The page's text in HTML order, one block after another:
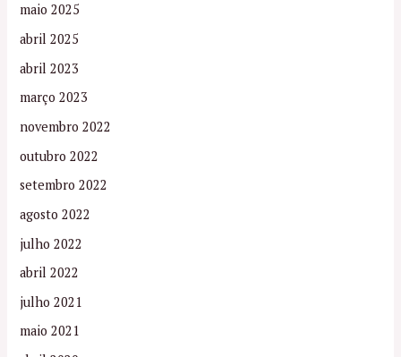
maio 2025
abril 2025
abril 2023
março 2023
novembro 2022
outubro 2022
setembro 2022
agosto 2022
julho 2022
abril 2022
julho 2021
maio 2021